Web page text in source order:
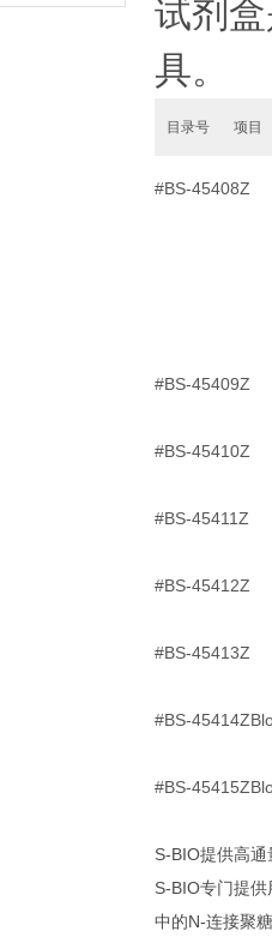
试剂
具。
目录号 项目
#BS-45408Z
#BS-45409Z
#BS-45410Z
#BS-45411Z
#BS-45412Z
#BS-45413Z
#BS-45414Z
#BS-45415Z
S-BIO提供高
S-BIO专门提
中的N-连接聚